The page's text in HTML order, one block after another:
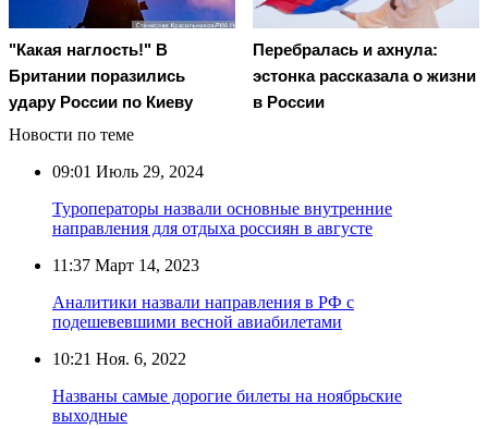
"Какая наглость!" В
Британии поразились
удару России по Киеву
Перебралась и ахнула:
эстонка рассказала о жизни
в России
Новости по теме
09:01 Июль 29, 2024
Туроператоры назвали основные внутренние
направления для отдыха россиян в августе
11:37 Март 14, 2023
Аналитики назвали направления в РФ с
подешевевшими весной авиабилетами
10:21 Ноя. 6, 2022
Названы самые дорогие билеты на ноябрьские
выходные